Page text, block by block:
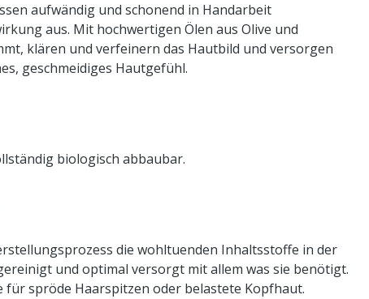
aufwändig und schonend in Handarbeit
aus. Mit hochwertigen Ölen aus Olive und
klären und verfeinern das Hautbild und versorgen
geschmeidiges Hautgefühl.
biologisch abbaubar.
die wohltuenden Inhaltsstoffe in der
und optimal versorgt mit allem was sie benötigt.
für spröde Haarspitzen oder belastete Kopfhaut.